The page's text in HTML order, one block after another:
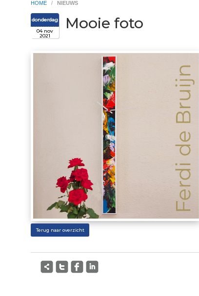
HOME / NIEUWS
Mooie foto
donderdag
04 nov
2021
Terug naar overzicht